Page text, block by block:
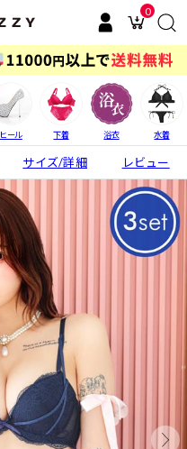
0
ヒール 下着 浴衣 水着
サイズ/詳細 レビュー